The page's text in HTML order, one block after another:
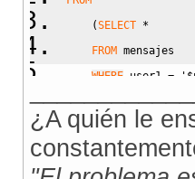
(SELECT *
FROM mensajes
WHERE user1 =
ORDER BY
GROUP BY
¿A quién le